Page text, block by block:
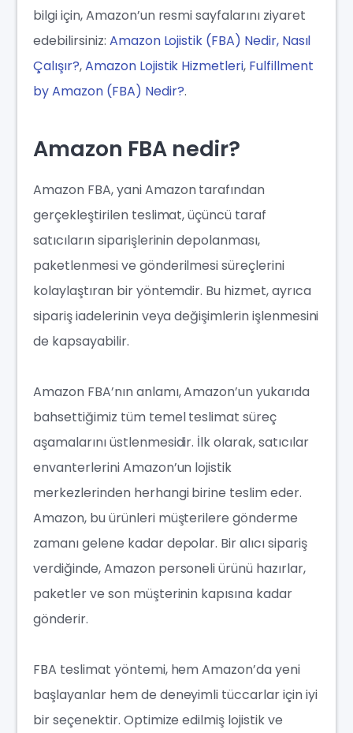
bilgi için, Amazon’un resmi sayfalarını ziyaret
edebilirsiniz: Amazon Lojistik (FBA) Nedir, Nasıl
Çalışır?,Amazon Lojistik Hizmetleri,Fulfillment
by Amazon (FBA) Nedir?.
Amazon FBA nedir?
Amazon FBA, yani Amazon tarafından
gerçekleştirilen teslimat, üçüncü taraf
satıcıların siparişlerinin depolanması,
paketlenmesi ve gönderilmesi süreçlerini
kolaylaştıran bir yöntemdir. Bu hizmet, ayrıca
sipariş iadelerinin veya değişimlerin işlenmesini
de kapsayabilir.
Amazon FBA’nın anlamı, Amazon’un yukarıda
bahsettiğimiz tüm temel teslimat süreç
aşamalarını üstlenmesidir. İlk olarak, satıcılar
envanterlerini Amazon’un lojistik
merkezlerinden herhangi birine teslim eder.
Amazon, bu ürünleri müşterilere gönderme
zamanı gelene kadar depolar. Bir alıcı sipariş
verdiğinde, Amazon personeli ürünü hazırlar,
paketler ve son müşterinin kapısına kadar
gönderir.
FBA teslimat yöntemi, hem Amazon’da yeni
başlayanlar hem de deneyimli tüccarlar için iyi
bir seçenektir. Optimize edilmiş lojistik ve